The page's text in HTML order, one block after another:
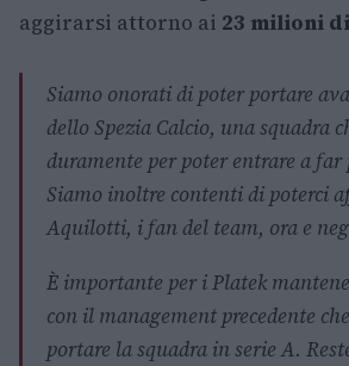
aggirarsi attorno ai 23 milioni
Siamo onorati di poter portare
dello Spezia Calcio, una squadra
duramente per poter entrare a far
Siamo inoltre contenti di poterci
Aquilotti, i fan del team, ora e
È importante per i Platek
con il management precedente
portare la squadra in serie A.